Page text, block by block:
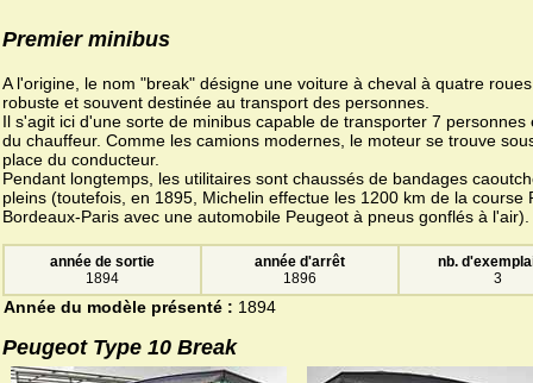
Premier minibus
A l'origine, le nom "break" désigne une voiture à cheval à quatre
robuste et souvent destinée au transport des personnes.
Il s'agit ici d'une sorte de minibus capable de transporter 7 personnes
du chauffeur. Comme les camions modernes, le moteur se trouve
place du conducteur.
Pendant longtemps, les utilitaires sont chaussés de bandages
pleins (toutefois, en 1895, Michelin effectue les 1200 km de la course
Bordeaux-Paris avec une automobile Peugeot à pneus gonflés à l'air).
année de sortie
1894
année d'arrêt
1896
nb.
3
Année du modèle présenté : 1894
Peugeot Type 10 Break